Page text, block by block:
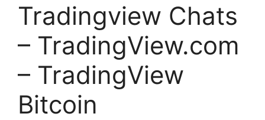
Tradingview Chats
– TradingView.com
– TradingView
Bitcoin